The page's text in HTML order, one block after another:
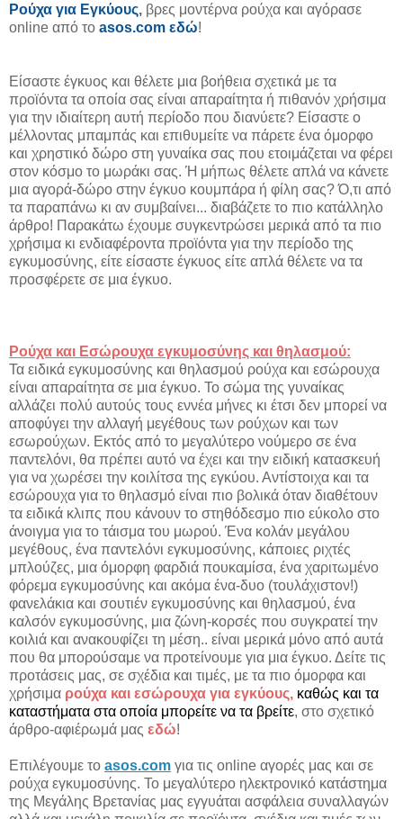
Ρούχα για Εγκύους, βρες μοντέρνα ρούχα και αγόρασε
online από το asos.com εδώ!
Είσαστε έγκυος και θέλετε μια βοήθεια σχετικά με τα
προϊόντα τα οποία σας είναι απαραίτητα ή πιθανόν χρήσιμα
για την ιδιαίτερη αυτή περίοδο που διανύετε? Είσαστε ο
μέλλοντας μπαμπάς και επιθυμείτε να πάρετε ένα όμορφο
και χρηστικό δώρο στη γυναίκα σας που ετοιμάζεται να φέρει
στον κόσμο το μωράκι σας. Ή μήπως θέλετε απλά να κάνετε
μια αγορά-δώρο στην έγκυο κουμπάρα ή φίλη σας? Ό,τι από
τα παραπάνω κι αν συμβαίνει... διαβάζετε το πιο κατάλληλο
άρθρο! Παρακάτω έχουμε συγκεντρώσει μερικά από τα πιο
χρήσιμα κι ενδιαφέροντα προϊόντα για την περίοδο της
εγκυμοσύνης, είτε είσαστε έγκυος είτε απλά θέλετε να τα
προσφέρετε σε μια έγκυο.
Ρούχα και Εσώρουχα εγκυμοσύνης και θηλασμού:
Τα ειδικά εγκυμοσύνης και θηλασμού ρούχα και εσώρουχα
είναι απαραίτητα σε μια έγκυο. Το σώμα της γυναίκας
αλλάζει πολύ αυτούς τους εννέα μήνες κι έτσι δεν μπορεί να
αποφύγει την αλλαγή μεγέθους των ρούχων και των
εσωρούχων. Εκτός από το μεγαλύτερο νούμερο σε ένα
παντελόνι, θα πρέπει αυτό να έχει και την ειδική κατασκευή
για να χωρέσει την κοιλίτσα της εγκύου. Αντίστοιχα και τα
εσώρουχα για το θηλασμό είναι πιο βολικά όταν διαθέτουν
τα ειδικά κλιπς που κάνουν το στηθόδεσμο πιο εύκολο στο
άνοιγμα για το τάισμα του μωρού. Ένα κολάν μεγάλου
μεγέθους, ένα παντελόνι εγκυμοσύνης, κάποιες ριχτές
μπλούζες, μια όμορφη φαρδιά πουκαμίσα, ένα χαριτωμένο
φόρεμα εγκυμοσύνης και ακόμα ένα-δυο (τουλάχιστον!)
φανελάκια και σουτιέν εγκυμοσύνης και θηλασμού, ένα
καλσόν εγκυμοσύνης, μια ζώνη-κορσές που συγκρατεί την
κοιλιά και ανακουφίζει τη μέση.. είναι μερικά μόνο από αυτά
που θα μπορούσαμε να προτείνουμε για μια έγκυο. Δείτε τις
προτάσεις μας, σε σχέδια και τιμές, με τα πιο όμορφα και
χρήσιμα ρούχα και εσώρουχα για εγκύους, καθώς και τα
καταστήματα στα οποία μπορείτε να τα βρείτε, στο σχετικό
άρθρο-αφιέρωμά μας εδώ!
Επιλέγουμε το asos.com για τις online αγορές μας και σε
ρούχα εγκυμοσύνης. Το μεγαλύτερο ηλεκτρονικό κατάστημα
της Μεγάλης Βρετανίας μας εγγυάται ασφάλεια συναλλαγών